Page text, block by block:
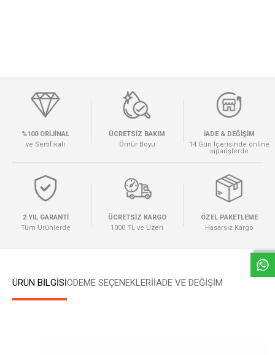
WhatsappDeseHatt
%100 ORİJİNAL
ve Sertifikalı
ÜCRETSİZ BAKIM
Ömür Boyu
İADE & DEĞİŞİM
14 Gün İçerisinde online
siparişlerde
2 YIL GARANTİ
Tüm Ürünlerde
ÜCRETSİZ KARGO
1000 TL ve Üzeri
ÖZEL PAKETLEME
Hasarsız Kargo
ÜRÜN BİLGİSİÖDEME SEÇENEKLERIİADE VE DEĞİŞİM